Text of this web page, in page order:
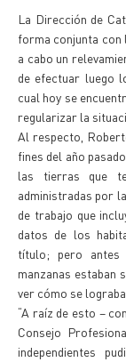
La Dirección de
forma conjunta con
a cabo un
de efectuar luego
cual hoy se
regularizar la
Al respecto,
fines del año
las tierras que
administradas por
de trabajo que
datos de los
título; pero antes
manzanas estaban
ver cómo se
“A raíz de esto –
Consejo
independientes